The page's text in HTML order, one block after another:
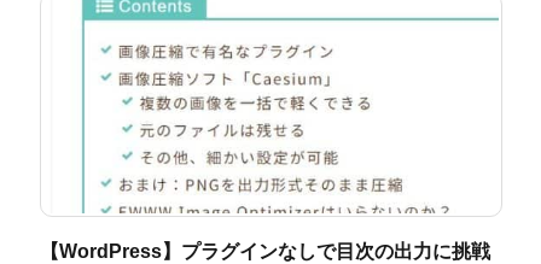
【WordPress】プラグインなしで目次の出力に挑戦